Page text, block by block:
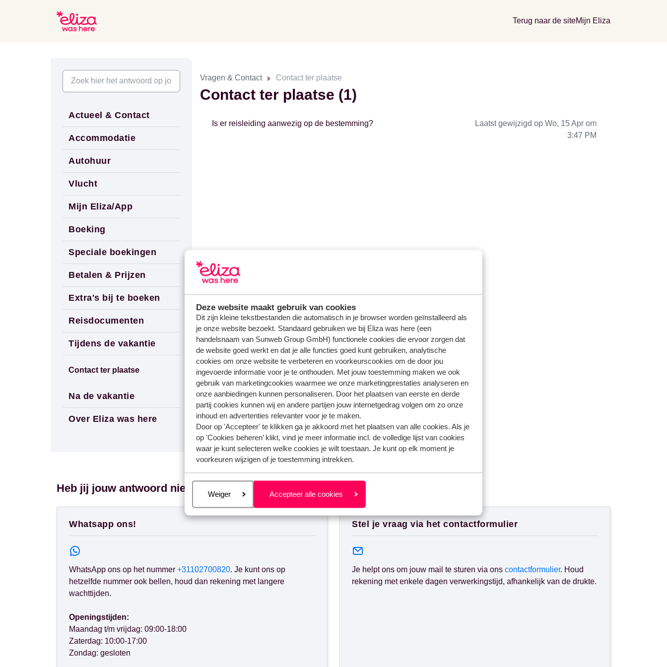
Deze website maakt gebruik van cookies
Dit zijn kleine tekstbestanden die automatisch in je browser worden geïnstalleerd als
je onze website bezoekt. Standaard gebruiken we bij Eliza was here (een
handelsnaam van Sunweb Group GmbH) functionele cookies die ervoor zorgen dat
de website goed werkt en dat je alle functies goed kunt gebruiken, analytische
cookies om onze website te verbeteren en voorkeurscookies om de door jou
ingevoerde informatie voor je te onthouden. Met jouw toestemming maken we ook
gebruik van marketingcookies waarmee we onze marketingprestaties analyseren en
onze aanbiedingen kunnen personaliseren. Door het plaatsen van eerste en derde
partij cookies kunnen wij en andere partijen jouw internetgedrag volgen om zo onze
inhoud en advertenties relevanter voor je te maken.
Door op 'Accepteer' te klikken ga je akkoord met het plaatsen van alle cookies. Als je
op 'Cookies beheren’ klikt, vind je meer informatie incl. de volledige lijst van cookies
waar je kunt selecteren welke cookies je wilt toestaan. Je kunt op elk moment je
voorkeuren wijzigen of je toestemming intrekken.
Beheren
Weiger Accepteer alle cookies
Terug naar de siteMijn Eliza
Actueel & Contact
Accommodatie
Autohuur
Vlucht
Mijn Eliza/App
Boeking
Speciale boekingen
Betalen & Prijzen
Extra's bij te boeken
Reisdocumenten
Tijdens de vakantie
Contact ter plaatse
Na de vakantie
Over Eliza was here
Vragen & Contact Contact ter plaatse
Contact ter plaatse (1)
Is er reisleiding aanwezig op de bestemming?
Laatst gewijzigd op Wo, 15 Apr om
3:47 PM
Heb jij jouw antwoord niet gevonden?
Whatsapp ons!
WhatsApp ons op het nummer +31102700820. Je kunt ons op
hetzelfde nummer ook bellen, houd dan rekening met langere
wachttijden.
Openingstijden:
Maandag t/m vrijdag: 09:00-18:00
Zaterdag: 10:00-17:00
Zondag: gesloten
Stel je vraag via het contactformulier
Je helpt ons om jouw mail te sturen via ons contactformulier. Houd
rekening met enkele dagen verwerkingstijd, afhankelijk van de drukte.